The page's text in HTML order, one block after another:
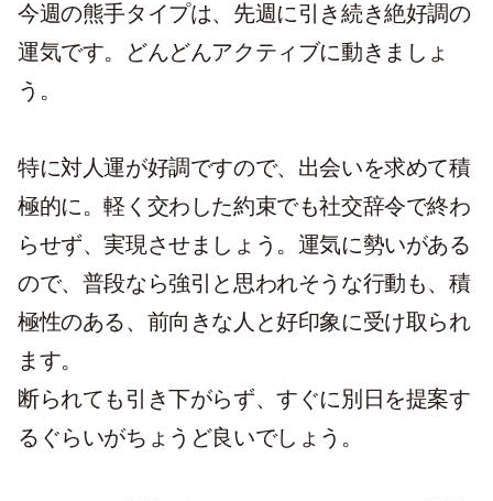
今週の熊手タイプは、先週に引き続き絶好調の
運気です。どんどんアクティブに動きましょ
う。
特に対人運が好調ですので、出会いを求めて積
極的に。軽く交わした約束でも社交辞令で終わ
らせず、実現させましょう。運気に勢いがある
ので、普段なら強引と思われそうな行動も、積
極性のある、前向きな人と好印象に受け取られ
ます。
断られても引き下がらず、すぐに別日を提案す
るぐらいがちょうど良いでしょう。